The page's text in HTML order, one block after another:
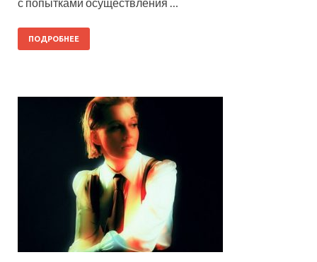
ПОДРОБНЕЕ